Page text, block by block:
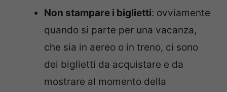
Non stampare i biglietti: ovviamente
quando si parte per una vacanza,
che sia in aereo o in treno, ci sono
dei biglietti da acquistare e da
mostrare al momento della